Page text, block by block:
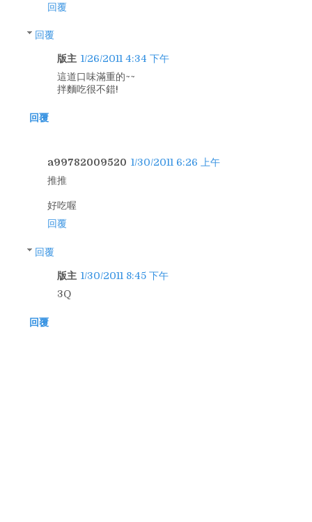
回覆
回覆
版主 1/26/2011 4:34 下午
這道口味滿重的~~
拌麵吃很不錯!
回覆
a99782009520 1/30/2011 6:26 上午
推推
好吃喔
回覆
回覆
版主 1/30/2011 8:45 下午
3Q
回覆